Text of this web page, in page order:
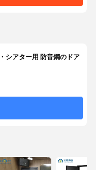
シアター用 防音鋼のドア